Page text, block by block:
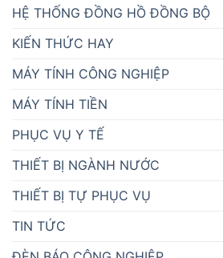
HỆ THỐNG ĐỒNG HỒ ĐỒNG BỘ
KIẾN THỨC HAY
MÁY TÍNH CÔNG NGHIỆP
MÁY TÍNH TIỀN
PHỤC VỤ Y TẾ
THIẾT BỊ NGÀNH NƯỚC
THIẾT BỊ TỰ PHỤC VỤ
TIN TỨC